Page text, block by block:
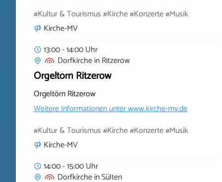
#Kultur & Tourismus #Kirche #Konzerte #Musik
Kirche-MV
13:00 - 14:00 Uhr
DorfkircheinRitzerow
Orgeltörn Ritzerow
Orgeltörn Ritzerow
Weitere Informationen unterwww.kirche-mv.de
#Kultur & Tourismus #Kirche #Konzerte #Musik
Kirche-MV
14:00 - 15:00 Uhr
DorfkircheinSülten